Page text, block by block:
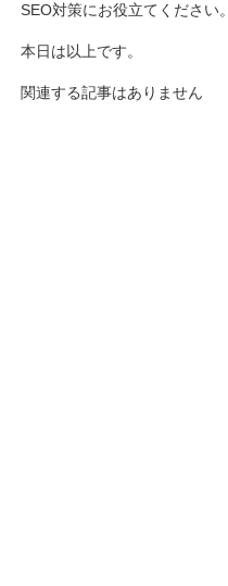
SEO対策にお役立てください。
本日は以上です。
関連する記事はありません